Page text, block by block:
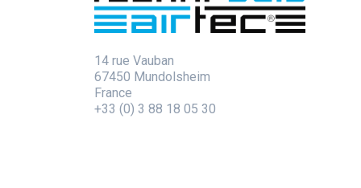
14 rue Vauban
67450 Mundolsheim
France
+33 (0) 3 88 18 05 30